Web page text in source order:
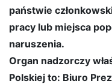
państwie
pracy lub miejsca
naruszenia.
Organ nadzorczy
Polskiej to: Biuro